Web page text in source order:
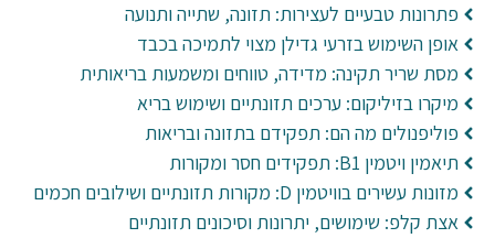
פתרונות טבעיים לעצירות: תזונה, שתייה ותנועה
אופן השימוש בזרעי גדילן מצוי לתמיכה בכבד
מסת שריר תקינה: מדידה, טווחים ומשמעות בריאותית
מיקרו בזיליקום: ערכים תזונתיים ושימוש בריא
פוליפנולים מה הם: תפקידם בתזונה ובריאות
תיאמין ויטמין B1: תפקידים חסר ומקורות
מזונות עשירים בוויטמין D: מקורות תזונתיים ושילובים חכמים
אצת קלפ: שימושים, יתרונות וסיכונים תזונתיים